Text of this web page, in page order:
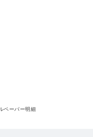
ペーパー明細